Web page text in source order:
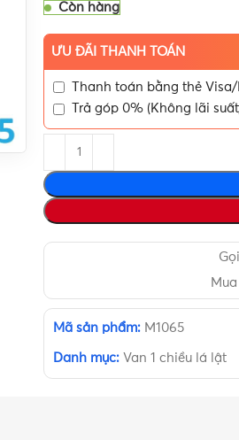
Còn hàng
ƯU ĐÃI THANH TOÁN
Thanh toán bằng thẻ
Trả góp 0% (Không lãi
Mã sản phẩm: M1065
Danh mục: Van 1 chiều lá lật